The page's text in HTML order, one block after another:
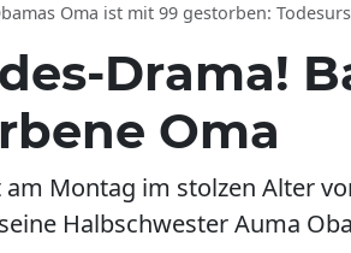
Oma ist mit 99 gestorben: Todesursache
Drama!
Oma
Montag im stolzen Alter
Halbschwester Auma